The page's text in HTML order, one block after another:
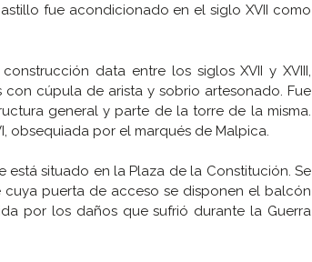
fue acondicionado en el siglo XVII como
data entre los siglos XVII y XVIII,
cúpula de arista y sobrio artesonado. Fue
general y parte de la torre de la misma.
obsequiada por el marqués de Malpica.
situado en la Plaza de la Constitución. Se
puerta de acceso se disponen el balcón
por los daños que sufrió durante la Guerra